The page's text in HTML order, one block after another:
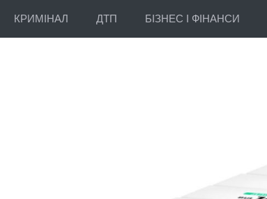
КРИМІНАЛ ДТП БІЗНЕС І ФІНАНСИ